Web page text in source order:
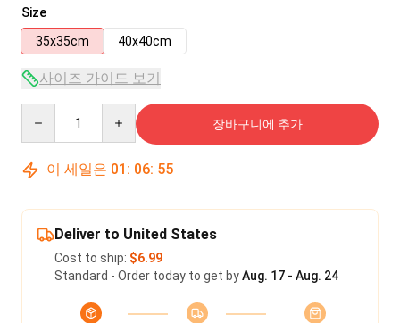
Size
35x35cm
40x40cm
사이즈 가이드 보기
장바구니에 추가
이 세일은 01 : 06: 55
Deliver to United States
Cost to ship: $6.99
Standard - Order today to get byAug. 17 - Aug. 24